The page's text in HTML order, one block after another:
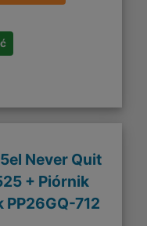
Never Quit
+ Piórnik
PP26GQ-712